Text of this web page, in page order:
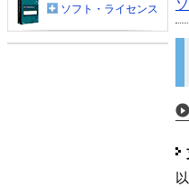
ソフト・ライセンス